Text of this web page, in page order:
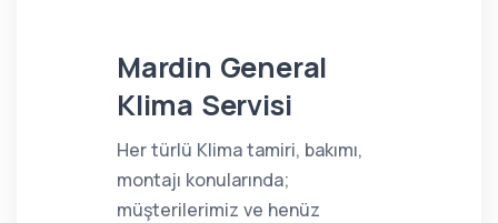
Mardin General
Klima Servisi
Her türlü Klima tamiri, bakımı,
montajı konularında;
müşterilerimiz ve henüz